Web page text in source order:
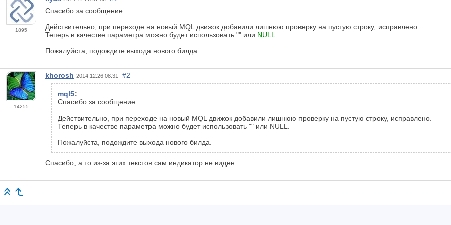
1895
Спасибо за сообщение.
Действительно, при переходе на новый MQL движок добавили лишнюю проверку на пустую строку, исправлено.
Теперь в качестве параметра можно будет использовать "" или NULL
Пожалуйста, подождите выхода нового билда.
14255
khorosh 2014.12.26 08:31 #2
mql5:
Спасибо за сообщение.
Действительно, при переходе на новый MQL движок добавили лишнюю проверку на пустую строку, исправлено.
Теперь в качестве параметра можно будет использовать "" или NULL.
Пожалуйста, подождите выхода нового билда.
Спасибо, а то из-за этих текстов сам индикатор не виден.